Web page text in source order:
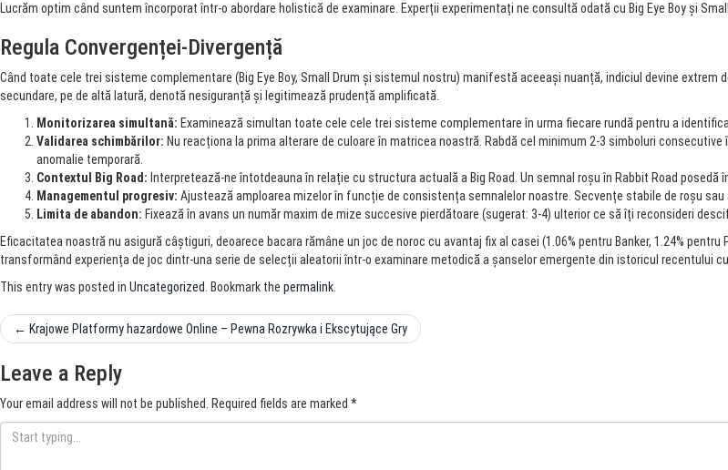
Lucrăm optim când suntem încorporat într-o abordare holistică de examinare. Experții experimentați ne consultă odată cu Big Eye Boy și
Regula Convergenței-Divergență
Când toate cele trei sisteme complementare (Big Eye Boy, Small Drum și sistemul nostru) manifestă aceeași nuanță, indiciul devine
secundare, pe de altă latură, denotă nesiguranță și legitimează prudență amplificată.
Monitorizarea simultană: Examinează simultan toate cele cele trei sisteme complementare în urma fiecare rundă pentru a
Validarea schimbărilor: Nu reacționa la prima alterare de culoare în matricea noastră. Rabdă cel minimum 2-3 simboluri
anomalie temporară.
Contextul Big Road: Interpretează-ne întotdeauna în relație cu structura actuală a Big Road. Un semnal roșu în Rabbit Road
Managementul progresiv: Ajustează amploarea mizelor în funcție de consistența semnalelor noastre. Secvențe stabile de roșu
Limita de abandon: Fixează în avans un număr maxim de mize succesive pierdătoare (sugerat: 3-4) ulterior ce să îți reconsideri
Eficacitatea noastră nu asigură câștiguri, deoarece bacara rămâne un joc de noroc cu avantaj fix al casei (1.06% pentru Banker, 1.24%
transformând experiența de joc dintr-una serie de selecții aleatorii într-o examinare metodică a șanselor emergente din istoricul recentului
This entry was posted in Uncategorized . Bookmark the permalink
Post
navigation
← Krajowe Platformy hazardowe Online – Pewna Rozrywka i Ekscytujące Gry
Leave a Reply
Your email address will not be published. Required fields are marked *